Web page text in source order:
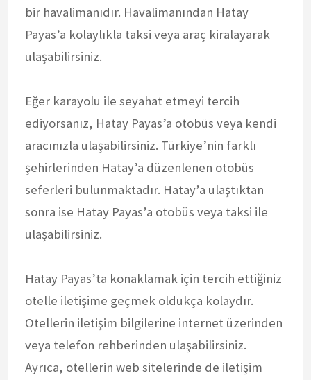
bir havalimanıdır. Havalimanından Hatay
Payas’a kolaylıkla taksi veya araç kiralayarak
ulaşabilirsiniz.
Eğer karayolu ile seyahat etmeyi tercih
ediyorsanız, Hatay Payas’a otobüs veya kendi
aracınızla ulaşabilirsiniz. Türkiye’nin farklı
şehirlerinden Hatay’a düzenlenen otobüs
seferleri bulunmaktadır. Hatay’a ulaştıktan
sonra ise Hatay Payas’a otobüs veya taksi ile
ulaşabilirsiniz.
Hatay Payas’ta konaklamak için tercih ettiğiniz
otelle iletişime geçmek oldukça kolaydır.
Otellerin iletişim bilgilerine internet üzerinden
veya telefon rehberinden ulaşabilirsiniz.
Ayrıca, otellerin web sitelerinde de iletişim